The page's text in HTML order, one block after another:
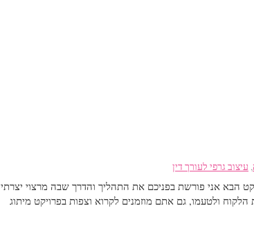
, עיצוב גרפי לעורך דין
הבא אני פורשת בפניכם את התהליך והדרך שבה מרצוי יצרתי
הלקוח ולטעמו, גם אתם מוזמנים לקרוא וצפות בפרויקט מיתוג